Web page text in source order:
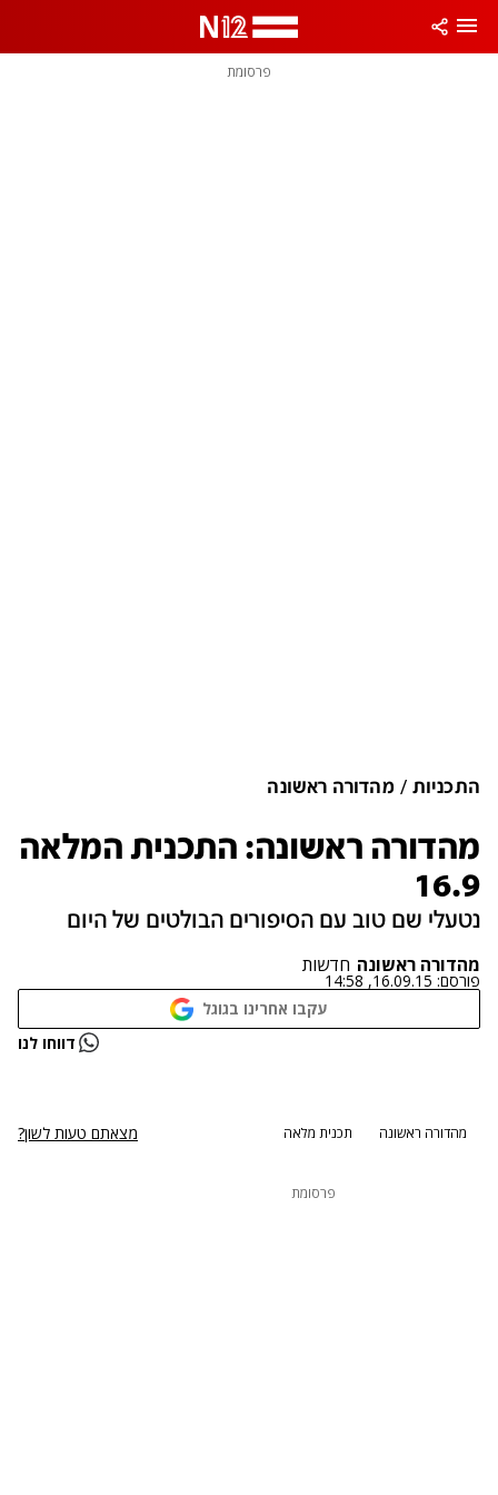
פרסומת
התכניות מהדורה ראשונה
מהדורה ראשונה: התכנית המלאה
16.9
נטעלי שם טוב עם הסיפורים הבולטים של היום
מהדורה ראשונה חדשות
פורסם: 16.09.15, 14:58
עקבו אחרינו בגוגל
נתקלנו בבעיה דווחו לנו
מהדורה ראשונה תכנית מלאה מצאתם טעות לשון?
פרסומת